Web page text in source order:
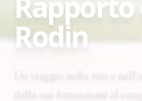
Rodin
Un viaggio nella vita e
dalla sua formazione al